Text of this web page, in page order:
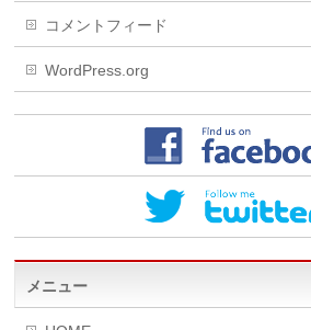
コメントフィード
WordPress.org
メニュー